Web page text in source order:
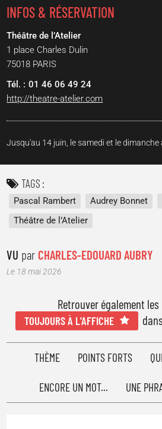
INFOS & RÉSERVATION
Théâtre de l’Atelier
1 place Charles Dulin
75018 PARIS
01 46 06 49 24
http://theatre-atelier.com
Jusqu'au 14 juin, le samedi et le dimanche
TAGS
Pascal Rambert Audrey Bonnet
Théâtre de l’Atelier
VU par CHARLES-EDOUARD AUBRY
Le 18 mai 2026
Retrouver également
TOUJOURS À L'AFFICHE
THÈME POINTS FORTS
ENCORE UN MOT... UNE